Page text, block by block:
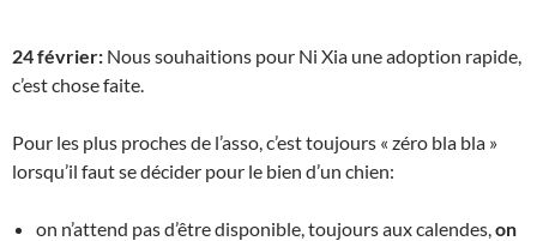
24 février: Nous souhaitions pour Ni Xia une adoption rapide,
c’est chose faite.
Pour les plus proches de l’asso, c’est toujours « zéro bla bla »
lorsqu’il faut se décider pour le bien d’un chien:
on n’attend pas d’être disponible, toujours aux calendes,on